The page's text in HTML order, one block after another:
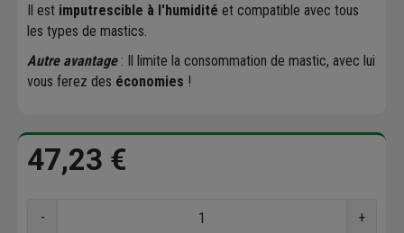
Il est imputrescible à l'humidité et compatible avec tous
les types de mastics.
Autre avantage: Il limite la consommation de mastic, avec lui
vous ferez des économies !
47,23 €
-
+